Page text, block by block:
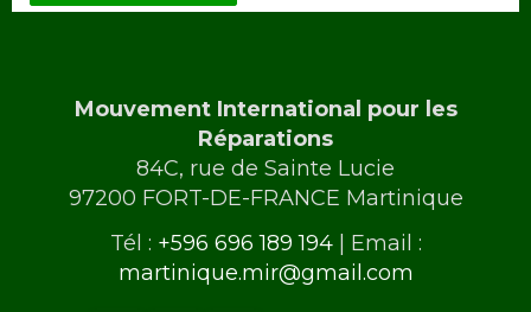
Mouvement International pour les
Réparations
84C, rue de Sainte Lucie
97200 FORT-DE-FRANCE Martinique
Tél : +596 696 189 194| Email :
martinique.mir@gmail.com